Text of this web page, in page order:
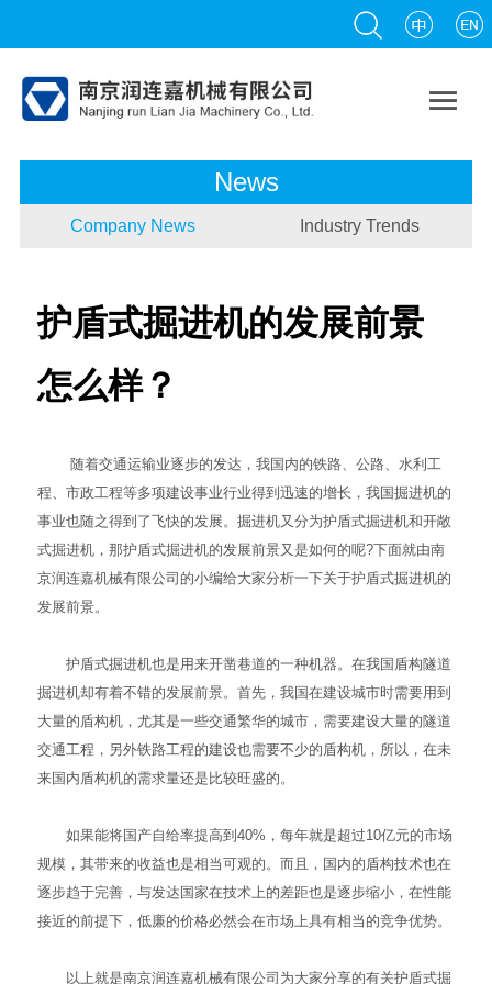

News
Company News Industry Trends
护盾式掘进机的发展前景
怎么样？
随着交通运输业逐步的发达，我国内的铁路、公路、水利工
程、市政工程等多项建设事业行业得到迅速的增长，我国掘进机的
事业也随之得到了飞快的发展。掘进机又分为护盾式掘进机和开敞
式掘进机，那护盾式掘进机的发展前景又是如何的呢?下面就由南
京润连嘉机械有限公司的小编给大家分析一下关于护盾式掘进机的
发展前景。
护盾式掘进机也是用来开凿巷道的一种机器。在我国盾构隧道
掘进机却有着不错的发展前景。首先，我国在建设城市时需要用到
大量的盾构机，尤其是一些交通繁华的城市，需要建设大量的隧道
交通工程，另外铁路工程的建设也需要不少的盾构机，所以，在未
来国内盾构机的需求量还是比较旺盛的。
如果能将国产自给率提高到40%，每年就是超过10亿元的市场
规模，其带来的收益也是相当可观的。而且，国内的盾构技术也在
逐步趋于完善，与发达国家在技术上的差距也是逐步缩小，在性能
接近的前提下，低廉的价格必然会在市场上具有相当的竞争优势。
以上就是南京润连嘉机械有限公司为大家分享的有关护盾式掘